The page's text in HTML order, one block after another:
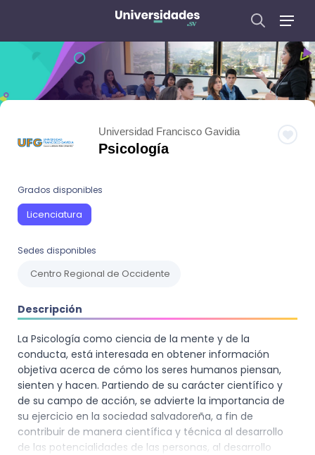
Universidad Francisco Gavidia
Psicología
Grados disponibles
Licenciatura
Sedes disponibles
Centro Regional de Occidente
Descripción
La Psicología como ciencia de la mente y de la
conducta, está interesada en obtener información
objetiva acerca de cómo los seres humanos piensan,
sienten y hacen. Partiendo de su carácter científico y
de su campo de acción, se advierte la importancia de
su ejercicio en la sociedad salvadoreña, a fin de
contribuir de manera científica y técnica al desarrollo
de las potencialidades de las personas, al desarrollo